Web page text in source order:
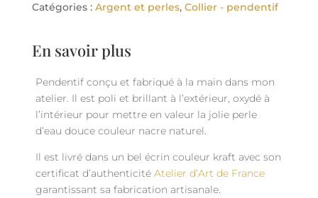
Catégories : Argent et perles, Collier - pendentif
En savoir plus
Pendentif conçu et fabriqué à la main dans mon
atelier. Il est poli et brillant à l’extérieur, oxydé à
l’intérieur pour mettre en valeur la jolie perle
d’eau douce couleur nacre naturel.
Il est livré dans un bel écrin couleur kraft avec son
certificat d’authenticité Atelier d’Art de France
garantissant sa fabrication artisanale.